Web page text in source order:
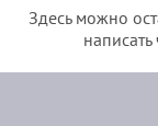
Здесь можно